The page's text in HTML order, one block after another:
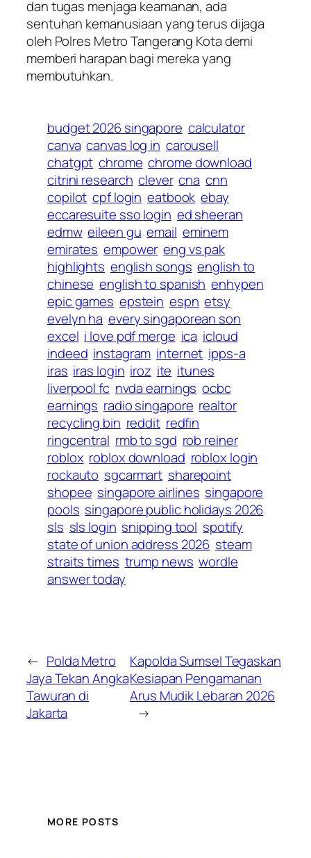
dan tugas menjaga keamanan, ada
sentuhan kemanusiaan yang terus dijaga
oleh Polres Metro Tangerang Kota demi
memberi harapan bagi mereka yang
membutuhkan.
budget 2026 singapore calculator
canva canvas log in carousell
chatgpt chrome chrome download
citrini research clever cna cnn
copilot cpf login eatbook ebay
eccaresuite sso login ed sheeran
edmw eileen gu email eminem
emirates empower eng vs pak
highlights english songs english to
chinese english to spanish enhypen
epic games epstein espn etsy
evelyn ha every singaporean son
excel i love pdf merge ica icloud
indeed instagram internet ipps-a
iras iras login iroz ite itunes
liverpool fc nvda earnings ocbc
earnings radio singapore realtor
recycling bin reddit redfin
ringcentral rmb to sgd rob reiner
roblox roblox download roblox login
rockauto sgcarmart sharepoint
shopee singapore airlines singapore
pools singapore public holidays 2026
sls sls login snipping tool spotify
state of union address 2026 steam
straits times trump news wordle
answer today
← Polda Metro
Jaya Tekan Angka
Tawuran di
Jakarta
Kapolda Sumsel Tegaskan
Kesiapan Pengamanan
Arus Mudik Lebaran 2026
→
MORE POSTS